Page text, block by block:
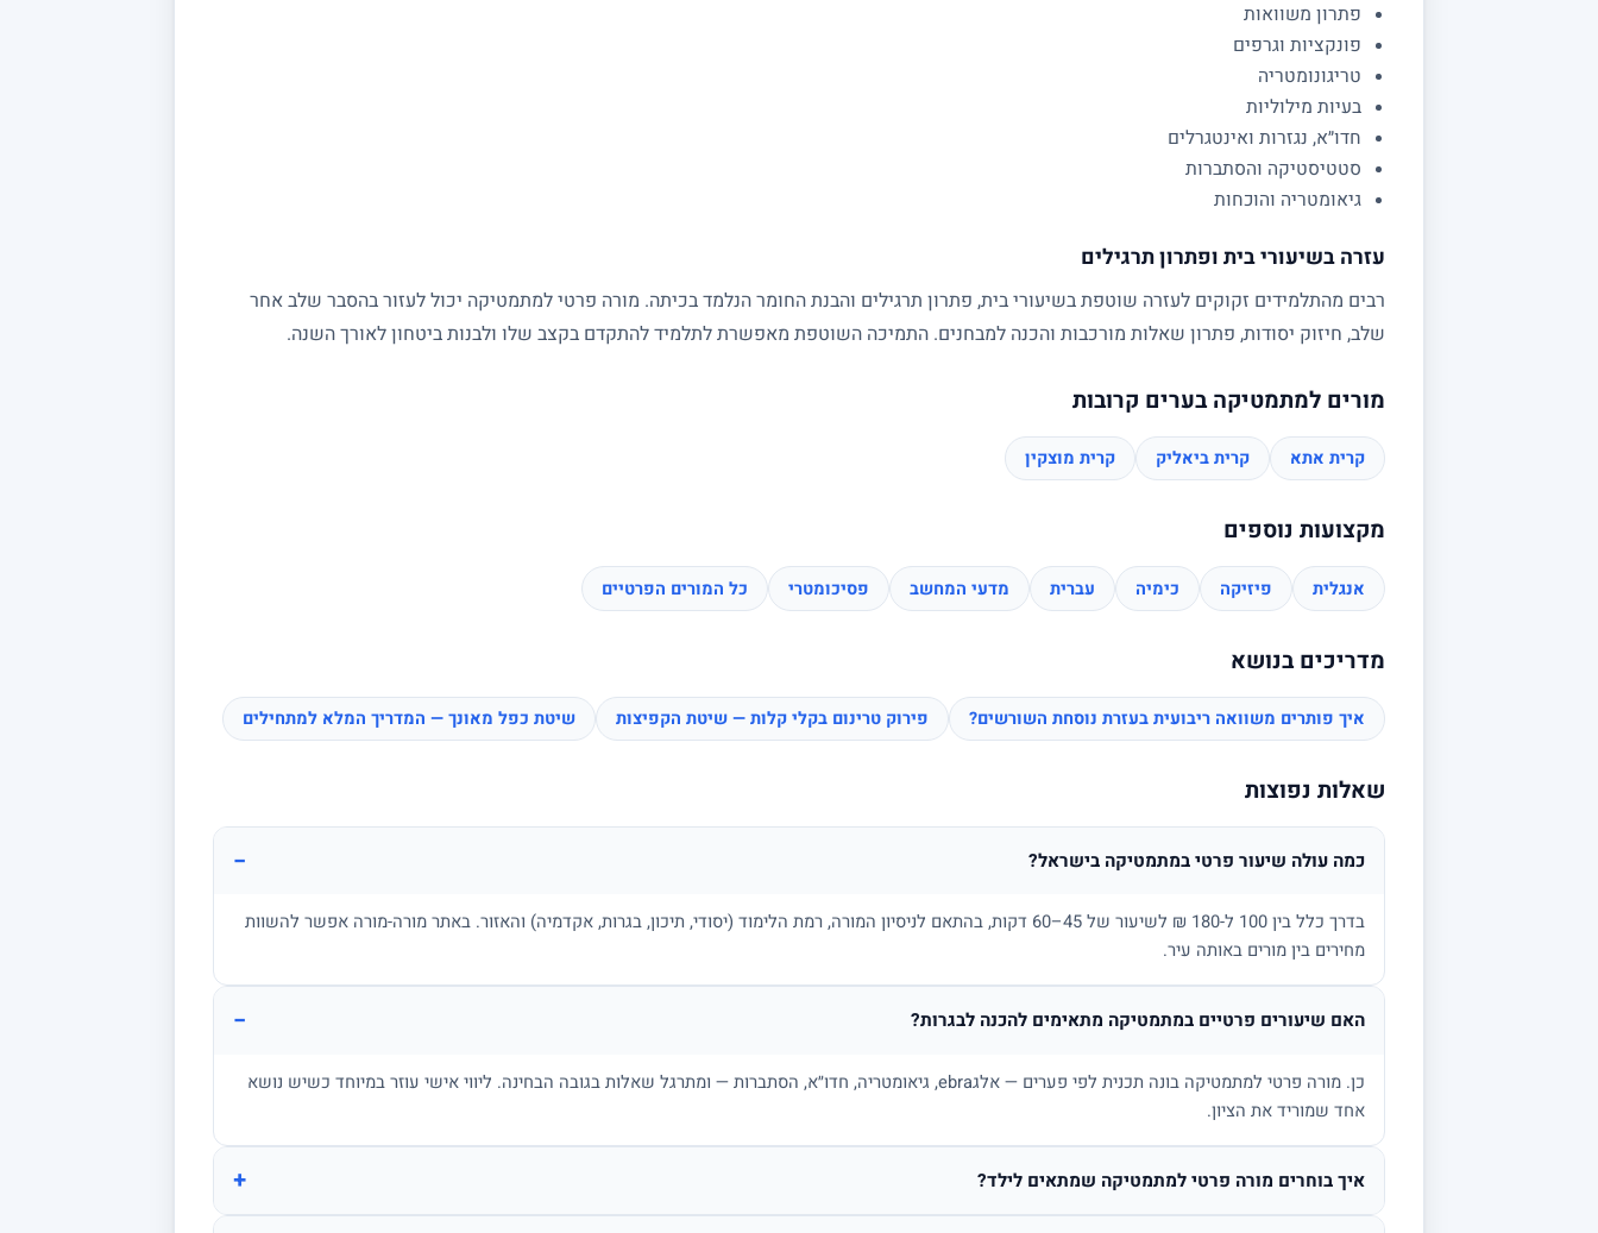
פתרון משוואות
פונקציות וגרפים
טריגונומטריה
בעיות מילוליות
חדו״א, נגזרות ואינטגרלים
סטטיסטיקה והסתברות
גיאומטריה והוכחות
עזרה בשיעורי בית ופתרון תרגילים
רבים מהתלמידים זקוקים לעזרה שוטפת בשיעורי בית, פתרון תרגילים והבנת החומר הנלמד בכיתה. מורה פרטי למתמטיקה יכול לעזור בהסבר שלב אחר
שלב, חיזוק יסודות, פתרון שאלות מורכבות והכנה למבחנים. התמיכה השוטפת מאפשרת לתלמיד להתקדם בקצב שלו ולבנות ביטחון לאורך השנה.
מורים למתמטיקה בערים קרובות
קרית אתא קרית ביאליק קרית מוצקין
מקצועות נוספים
אנגלית פיזיקה כימיה עברית מדעי המחשב פסיכומטרי כל המורים הפרטיים
מדריכים בנושא
איך פותרים משוואה ריבועית בעזרת נוסחת השורשים? פירוק טרינום בקלי קלות — שיטת הקפיצות שיטת כפל מאונך — המדריך המלא למתחילים
שאלות נפוצות
כמה עולה שיעור פרטי במתמטיקה בישראל? −
בדרך כלל בין 100 ל-180 ₪ לשיעור של 45–60 דקות, בהתאם לניסיון המורה, רמת הלימוד (יסודי, תיכון, בגרות, אקדמיה) והאזור. באתר מורה-מורה אפשר להשוות
מחירים בין מורים באותה עיר.
האם שיעורים פרטיים במתמטיקה מתאימים להכנה לבגרות? −
כן. מורה פרטי למתמטיקה בונה תכנית לפי פערים — אלגebra, גיאומטריה, חדו״א, הסתברות — ומתרגל שאלות בגובה הבחינה. ליווי אישי עוזר במיוחד כשיש נושא
אחד שמוריד את הציון.
איך בוחרים מורה פרטי למתמטיקה שמתאים לילד? +